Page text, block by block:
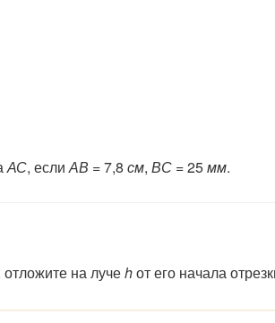
АС, еслиАВ = 7,8 см, ВС = 25мм.
на лучеhот его начала